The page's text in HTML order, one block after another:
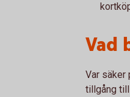
Vad
Var säker
tillgång